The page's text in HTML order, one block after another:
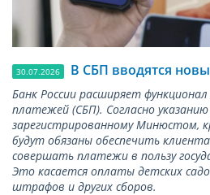
30.07.2026 В СБП вводятся
Банк России расширяет
платежей (СБП). Согласно указанию
зарегистрированному Минюстом,
будут обязаны обеспечить
совершать платежи в пользу
Это касается оплаты детских
штрафов и других сборов.